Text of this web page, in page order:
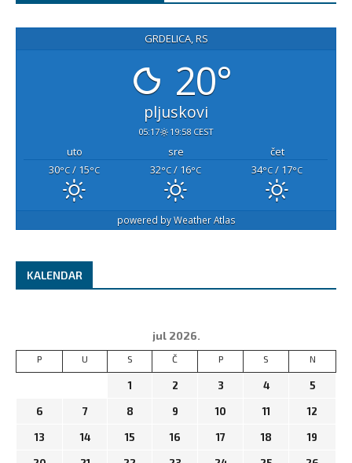
GRDELICA, RS
20°
pljuskovi
05:17 19:58 CEST
uto sre
čet
30°C / 15°C 32°C / 16°C 34°C / 17°C
powered byWeather Atlas
KALENDAR
jul 2026.
P U S Č P S N
1 2 3 4 5
6 7 8 9 10 11 12
13 14 15 16 17 18 19